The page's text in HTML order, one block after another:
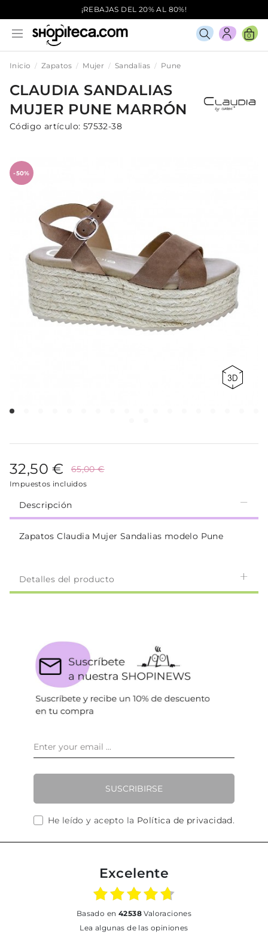
¡REBAJAS DEL 20% AL 80%!
0
Inicio Zapatos Mujer Sandalias Pune
CLAUDIA SANDALIAS
MUJER PUNE MARRÓN
Código artículo: 57532-38
-50%
32,50 € 65,00 €
Impuestos incluidos
Descripción
Zapatos Claudia Mujer Sandalias modelo Pune
Detalles del producto
SUSCRIBIRSE
He leído y acepto la Política de privacidad.
Excelente
basado en 42538Valoraciones
Lea algunas de las opiniones